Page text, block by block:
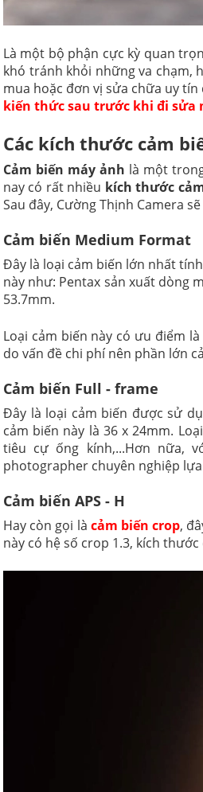
Là một bộ phận cực kỳ quan
khó tránh khỏi những va chạm,
mua hoặc đơn vị sửa chữa uy
kiến thức sau trước khi đi sửa
Các kích thước cảm
Cảm biến máy ảnh là một
nay có rất nhiều kích thước
Sau đây, Cường Thịnh Camera
Cảm biến Medium Format
Đây là loại cảm biến lớn nhất
này như: Pentax sản xuất dòng
53.7mm.
Loại cảm biến này có ưu điểm
do vấn đề chi phí nên phần lớn
Cảm biến Full - frame
Đây là loại cảm biến được sử
cảm biến này là 36 x 24mm.
tiêu cự ống kính,...Hơn nữa,
photographer chuyên nghiệp
Cảm biến APS - H
Hay còn gọi là cảm biến crop,
này có hệ số crop 1.3, kích